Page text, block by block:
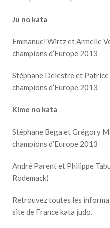
Ju no kata
Emmanuel Wirtz et Armelle
champions d’Europe 2013
Stéphane Delestre et Patrice
champions d’Europe 2013
Kime no kata
Stéphane Bega et Grégory
champions d’Europe 2013
André Parent et Philippe
Rodemack)
Retrouvez toutes les
site de France kata judo.